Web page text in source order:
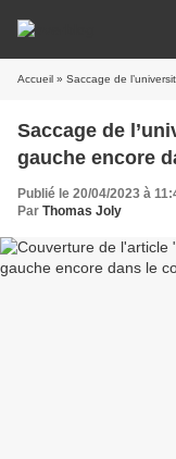
Accueil » Saccage de
Saccage de
gauche encore
Publié le 20/04/2023 à
Par Thomas Joly